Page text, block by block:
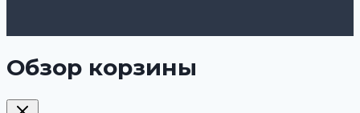
Обзор корзины